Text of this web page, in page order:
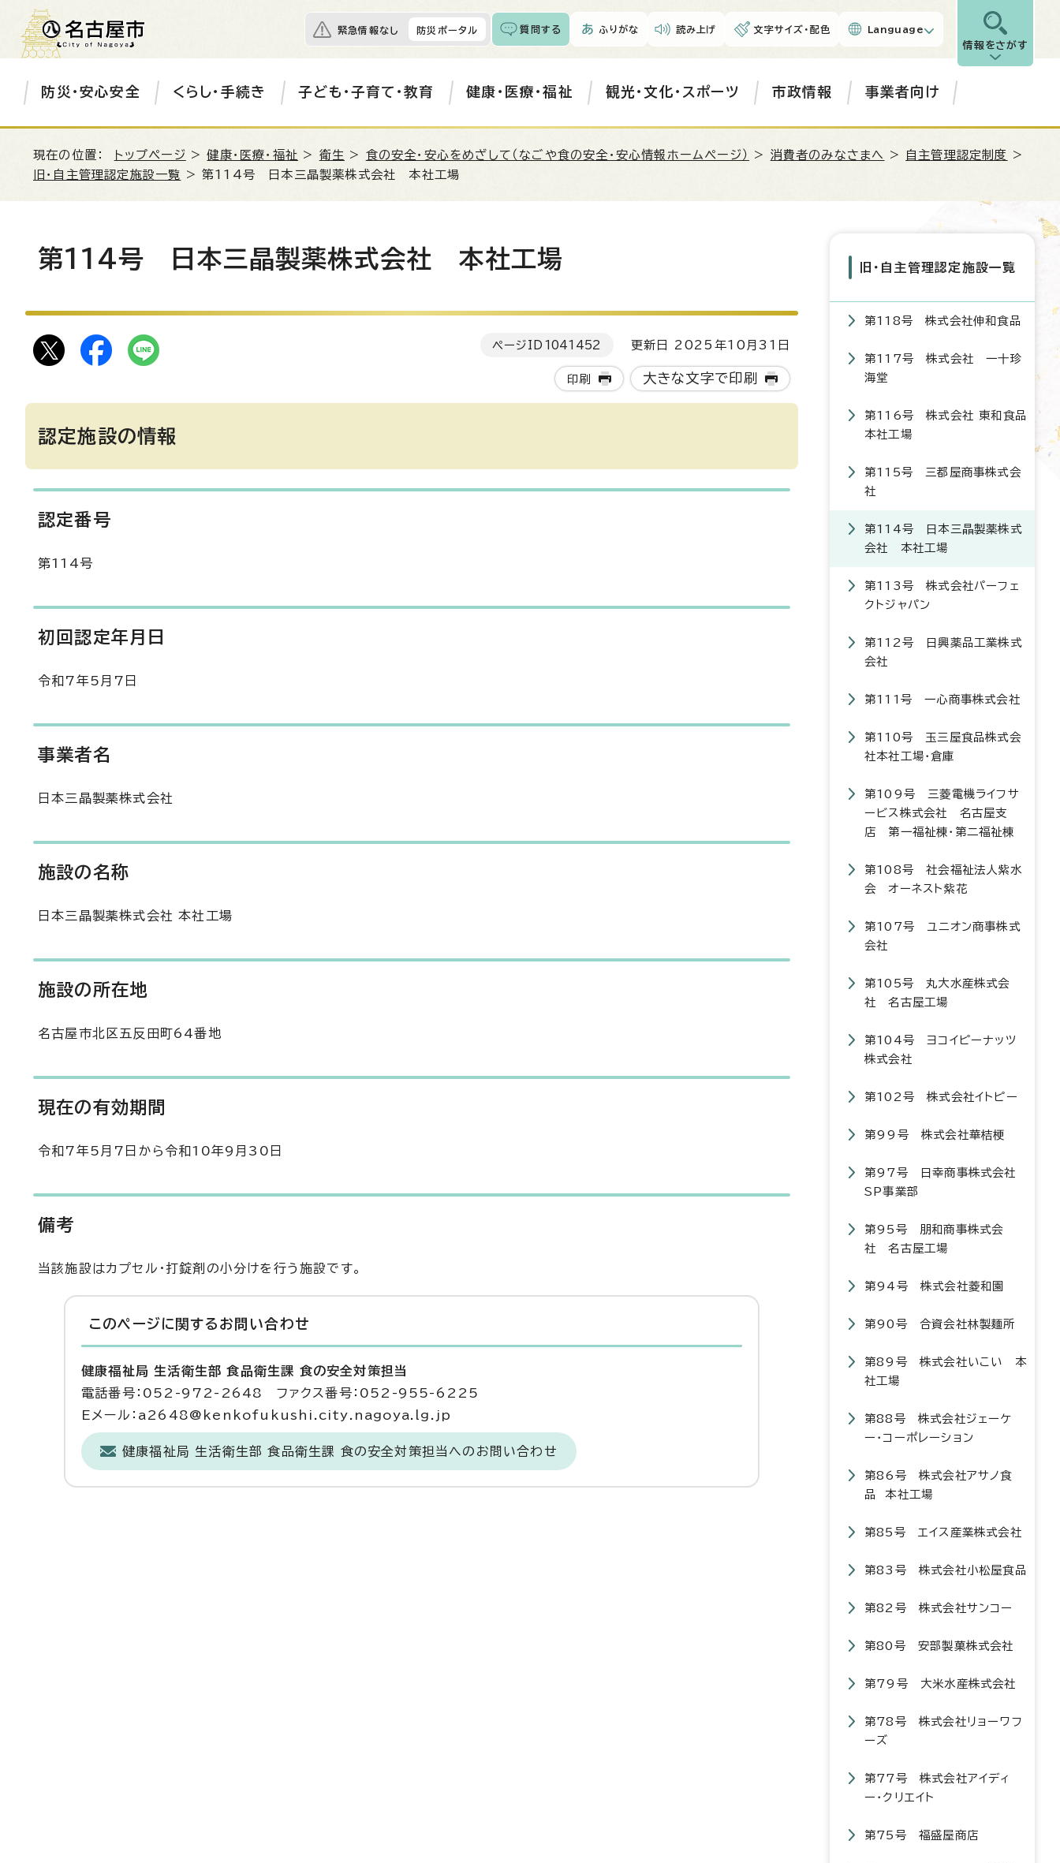
緊急情報なし 防災ポータル 質問する ふりがな 読み上げ 文字サイズ・配色 Language
情報をさがす
防災・安心安全 くらし・手続き 子ども・子育て・教育 健康・医療・福祉 観光・文化・スポーツ 市政情報 事業者向け
現在の位置： トップページ >健康・医療・福祉 > 衛生 > 食の安全・安心をめざして（なごや食の安全・安心情報ホームページ） > 消費者のみなさまへ > 自主管理認定制度
>
旧・自主管理認定施設一覧 > 第114号 日本三晶製薬株式会社 本社工場
第114号 日本三晶製薬株式会社 本社工場
ページID 1041452 更新日 2025年10月31日
印刷 大きな文字で印刷
認定施設の情報
認定番号
第114号
初回認定年月日
令和7年5月7日
事業者名
日本三晶製薬株式会社
施設の名称
日本三晶製薬株式会社 本社工場
施設の所在地
名古屋市北区五反田町64番地
現在の有効期間
令和7年5月7日から令和10年9月30日
備考
当該施設はカプセル・打錠剤の小分けを行う施設です。
このページに関する お問い合わせ
健康福祉局 生活衛生部 食品衛生課 食の安全対策担当
電話番号：052-972-2648 ファクス番号：052-955-6225
Eメール：a2648@kenkofukushi.city.nagoya.lg.jp
健康福祉局 生活衛生部 食品衛生課 食の安全対策担当へのお問い合わせ
旧・自主管理認定施設一覧
第118号 株式会社伸和食品
第117号 株式会社 一十珍
海堂
第116号 株式会社 東和食品
本社工場
第115号 三都屋商事株式会
社
第114号 日本三晶製薬株式
会社 本社工場
第113号 株式会社パーフェ
クトジャパン
第112号 日興薬品工業株式
会社
第111号 一心商事株式会社
第110号 玉三屋食品株式会
社本社工場・倉庫
第109号 三菱電機ライフサ
ービス株式会社 名古屋支
店 第一福祉棟・第二福祉棟
第108号 社会福祉法人紫水
会 オーネスト紫花
第107号 ユニオン商事株式
会社
第105号 丸大水産株式会
社 名古屋工場
第104号 ヨコイピーナッツ
株式会社
第102号 株式会社イトピー
第99号 株式会社華桔梗
第97号 日幸商事株式会社
SP事業部
第95号 朋和商事株式会
社 名古屋工場
第94号 株式会社菱和園
第90号 合資会社林製麺所
第89号 株式会社いこい 本
社工場
第88号 株式会社ジェーケ
ー・コーポレーション
第86号 株式会社アサノ食
品 本社工場
第85号 エイス産業株式会社
第83号 株式会社小松屋食品
第82号 株式会社サンコー
第80号 安部製菓株式会社
第79号 大米水産株式会社
第78号 株式会社リョーワフ
ーズ
第77号 株式会社アイディ
ー・クリエイト
第75号 福盛屋商店